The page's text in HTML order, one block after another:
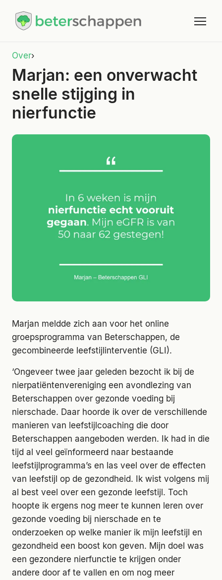
Over›
Marjan: een onverwacht
snelle stijging in
nierfunctie
Marjan meldde zich aan voor het online
groepsprogramma van Beterschappen, de
gecombineerde leefstijlinterventie (GLI).
‘Ongeveer twee jaar geleden bezocht ik bij de
nierpatiëntenvereniging een avondlezing van
Beterschappen over gezonde voeding bij
nierschade. Daar hoorde ik over de verschillende
manieren van leefstijlcoaching die door
Beterschappen aangeboden werden. Ik had in die
tijd al veel geïnformeerd naar bestaande
leefstijlprogramma’s en las veel over de effecten
van leefstijl op de gezondheid. Ik wist volgens mij
al best veel over een gezonde leefstijl. Toch
hoopte ik ergens nog meer te kunnen leren over
gezonde voeding bij nierschade en te
onderzoeken op welke manier ik mijn leefstijl en
gezondheid een boost kon geven. Mijn doel was
een gezondere nierfunctie te krijgen onder
andere door af te vallen en om nog meer